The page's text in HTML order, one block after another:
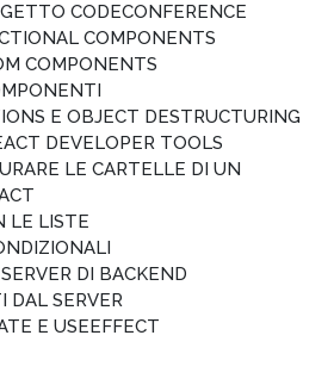
CODECONFERENCE
COMPONENTS
COMPONENTS
E OBJECT DESTRUCTURING
DEVELOPER TOOLS
LE CARTELLE DI UN
LE LISTE
DI BACKEND
DAL SERVER
E USEEFFECT